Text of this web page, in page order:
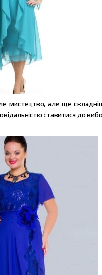
мистецтво, але ще
ставитися до